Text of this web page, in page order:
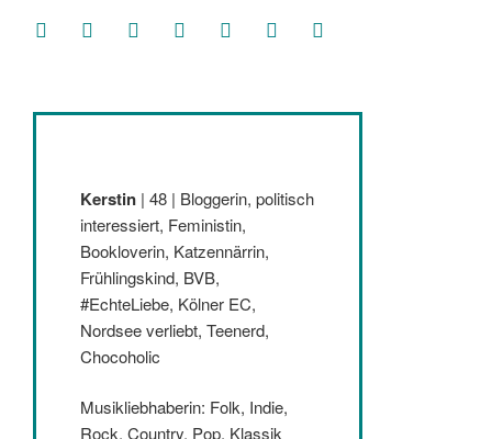
facebooksoundcloud
twitter mastodoninstagramthreads goodreads
Kerstin | 48 | Bloggerin, politisch
interessiert, Feministin,
Bookloverin, Katzennärrin,
Frühlingskind, BVB,
#EchteLiebe, Kölner EC,
Nordsee verliebt, Teenerd,
Chocoholic
Musikliebhaberin: Folk, Indie,
Rock, Country, Pop, Klassik